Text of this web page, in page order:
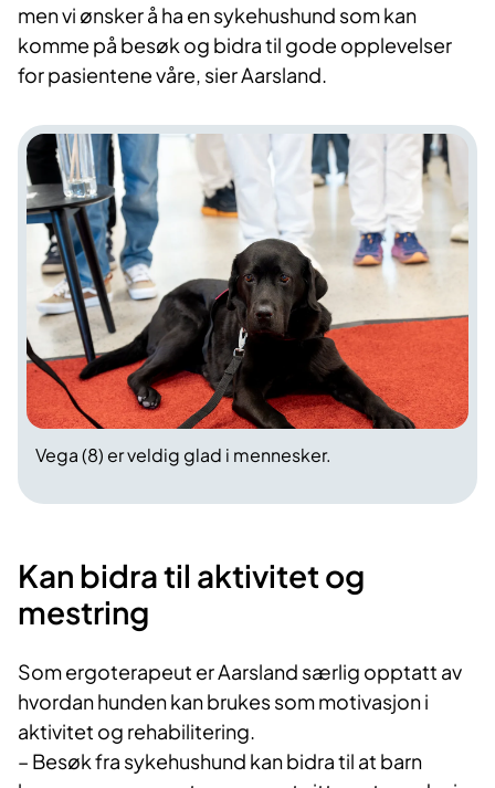
men vi ønsker å ha en sykehushund som kan
komme på besøk og bidra til gode opplevelser
for pasientene våre, sier Aarsland.
Vega (8) er veldig glad i mennesker.
Kan bidra til aktivitet og
mestring
Som ergoterapeut er Aarsland særlig opptatt av
hvordan hunden kan brukes som motivasjon i
aktivitet og rehabilitering.
– Besøk fra sykehushund kan bidra til at barn